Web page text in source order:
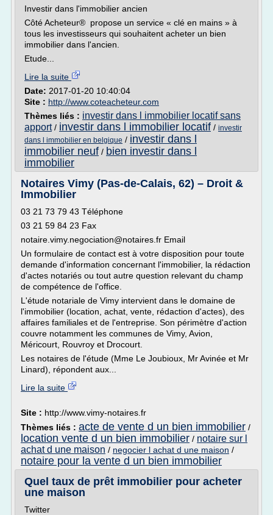
Investir dans l'immobilier ancien
Côté Acheteur® propose un service « clé en mains » à
tous les investisseurs qui souhaitent acheter un bien
immobilier dans l'ancien.
Etude...
Lire la suite
Date: 2017-01-20 10:40:04
Site : http://www.coteacheteur.com
Thèmes liés : investir dans l immobilier locatif sans
apport/ investir dans l immobilier locatif / investir
dans l immobilier en belgique / investir dans l
immobilier neuf / bien investir dans l
immobilier
Notaires Vimy (Pas-de-Calais, 62) – Droit &
Immobilier
03 21 73 79 43 Téléphone
03 21 59 84 23 Fax
notaire.vimy.negociation@notaires.fr Email
Un formulaire de contact est à votre disposition pour toute
demande d'information concernant l'immobilier, la rédaction
d'actes notariés ou tout autre question relevant du champ
de compétence de l'office.
L'étude notariale de Vimy intervient dans le domaine de
l'immobilier (location, achat, vente, rédaction d'actes), des
affaires familiales et de l'entreprise. Son périmètre d'action
couvre notamment les communes de Vimy, Avion,
Méricourt, Rouvroy et Drocourt.
Les notaires de l'étude (Mme Le Joubioux, Mr Avinée et Mr
Linard), répondent aux...
Lire la suite
Site : http://www.vimy-notaires.fr
Thèmes liés : acte de vente d un bien immobilier /
location vente d un bien immobilier / notaire sur l
achat d une maison / negocier l achat d une maison /
notaire pour la vente d un bien immobilier
Quel taux de prêt immobilier pour acheter
une maison
Twitter